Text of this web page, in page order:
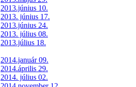
2013.június 10.
2013. június 17.
2013.június 24.
2013. július 08.
2013.július 18.
2014.január 09.
2014.április 29.
2014. július 02.